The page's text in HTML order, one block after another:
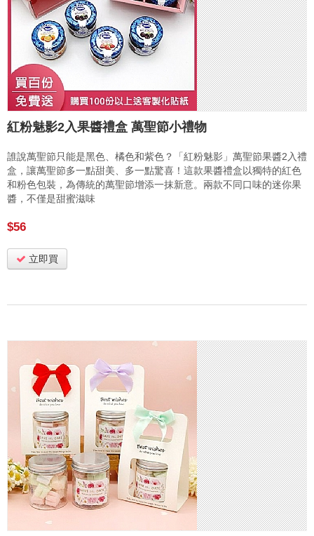
紅粉魅影2入果醬禮盒 萬聖節小禮物
誰說萬聖節只能是黑色、橘色和紫色？「紅粉魅影」萬聖節果醬2入禮
盒，讓萬聖節多一點甜美、多一點驚喜！這款果醬禮盒以獨特的紅色
和粉色包裝，為傳統的萬聖節增添一抹新意。兩款不同口味的迷你果
醬，不僅是甜蜜滋味
$56
立即買